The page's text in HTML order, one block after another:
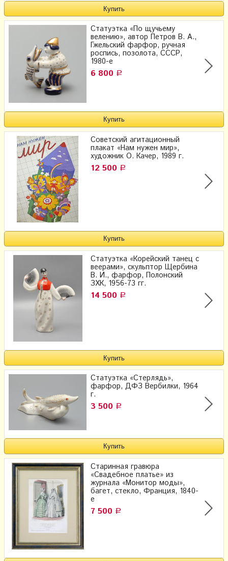
Статуэтка «По щучьему
велению», автор Петров В. А.,
Гжельский фарфор, ручная
роспись, позолота, СССР,
1980-е
6 800 Р
Советский агитационный
плакат «Нам нужен мир»,
художник О. Качер, 1989 г.
12 500 Р
Статуэтка «Корейский танец с
веерами», скульптор Щербина
В. И., фарфор, Полонский
ЗХК, 1956-73 гг.
14 500 Р
Статуэтка «Стерлядь»,
фарфор, ДФЗ Вербилки, 1964
г.
3 500 Р
Старинная гравюра
«Свадебное платье» из
журнала «Монитор моды»,
багет, стекло, Франция, 1840-
е
7 500 Р